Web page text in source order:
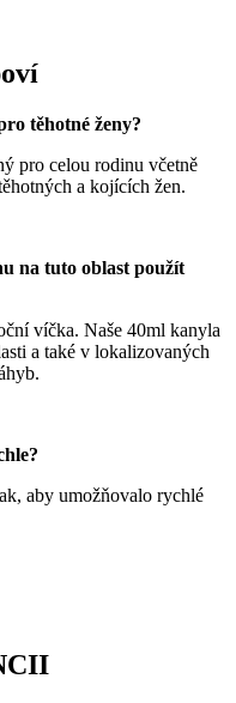
těhotné ženy?
pro celou rodinu včetně
a kojících žen.
na tuto oblast použít
víčka. Naše 40ml kanyla
a také v lokalizovaných
aby umožňovalo rychlé